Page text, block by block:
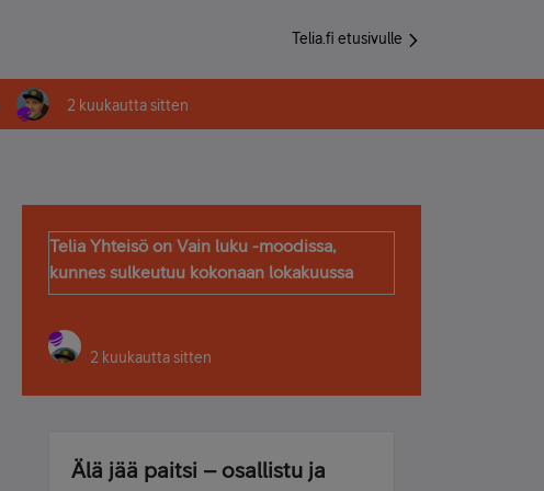
Telia.fi etusivulle
2 kuukautta sitten
Telia Yhteisö on Vain luku -moodissa,
kunnes sulkeutuu kokonaan lokakuussa
2 kuukautta sitten
Älä jää paitsi – osallistu ja